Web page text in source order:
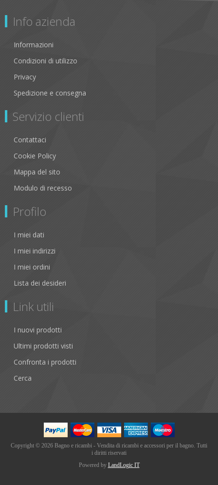
Info azienda
Informazioni
Condizioni di utilizzo
Privacy
Spedizione e consegna
Servizio clienti
Contattaci
Cookie Policy
Mappa del sito
Modulo di recesso
Profilo
I miei dati
I miei indirizzi
I miei ordini
Lista dei desideri
Link utili
I nuovi prodotti
Ultimi prodotti visti
Confronta i prodotti
Cerca
Copyright © 2026 Bagno e ricambi - Vendita di ricambi e accessori per il bagno. Tutti
i diritti riservati
Powered by LandLogic IT